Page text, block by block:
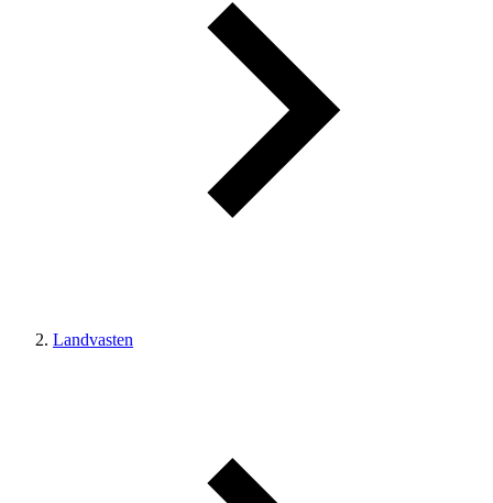
Landvasten